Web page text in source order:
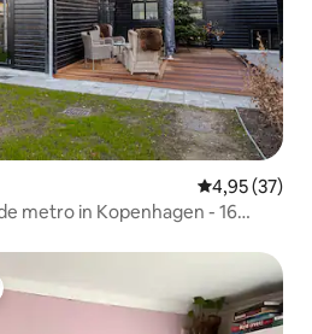
Gemiddelde
4,95 (37)